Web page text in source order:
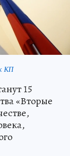
КП
15
«Вторые